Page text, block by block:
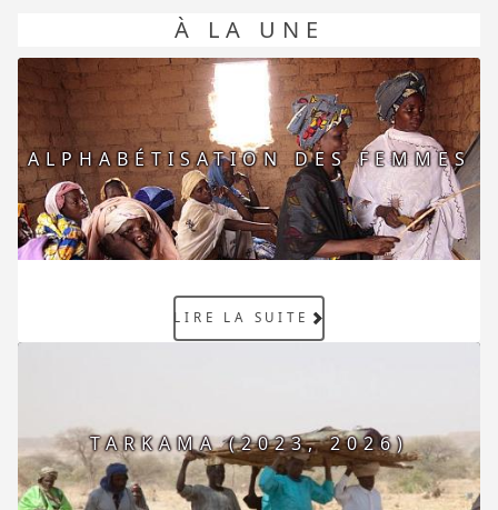
À LA UNE
ALPHABÉTISATION DES FEMMES
LIRE LA SUITE
TARKAMA (2023, 2026)